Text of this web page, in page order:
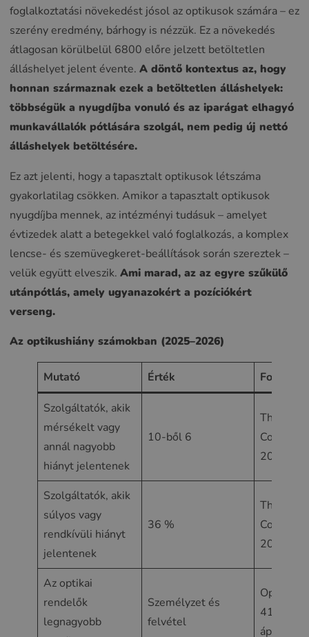
foglalkoztatási növekedést jósol az optikusok számára – ez
szerény eredmény, bárhogy is nézzük. Ez a növekedés
átlagosan körülbelül 6800 előre jelzett betöltetlen
álláshelyet jelent évente. A döntő kontextus az, hogy
honnan származnak ezek a betöltetlen álláshelyek:
többségük a nyugdíjba vonuló és az iparágat elhagyó
munkavállalók pótlására szolgál, nem pedig új nettó
álláshelyek betöltésére.
Ez azt jelenti, hogy a tapasztalt optikusok létszáma
gyakorlatilag csökken. Amikor a tapasztalt optikusok
nyugdíjba mennek, az intézményi tudásuk – amelyet
évtizedek alatt a betegekkel való foglalkozás, a komplex
lencse- és szemüvegkeret-beállítások során szereztek –
velük együtt elveszik. Ami marad, az az egyre szűkülő
utánpótlás, amely ugyanazokért a pozíciókért
verseng.
Az optikushiány számokban (2025–2026)
Mutató Érték Forrás
Szolgáltatók, akik
mérsékelt vagy
annál nagyobb
hiányt jelentenek
10-ből 6
The
Council,
2025.
Szolgáltatók, akik
súlyos vagy
rendkívüli hiányt
jelentenek
36 %
The
Council,
2025.
Az optikai
rendelők
legnagyobb
Személyzet és
felvétel
411,
április